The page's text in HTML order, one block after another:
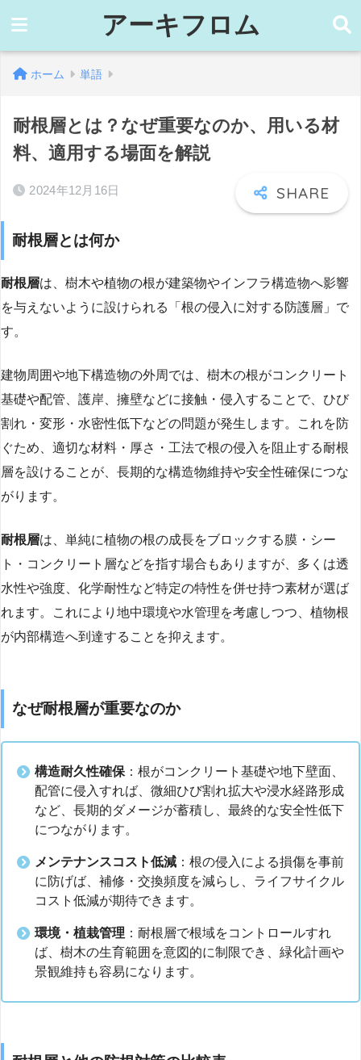
アーキフロム
ホーム 単語
耐根層とは？なぜ重要なのか、用いる材
料、適用する場面を解説
2024年12月16日
耐根層とは何か
耐根層は、樹木や植物の根が建築物やインフラ構造物へ影響
を与えないように設けられる「根の侵入に対する防護層」で
す。
建物周囲や地下構造物の外周では、樹木の根がコンクリート
基礎や配管、護岸、擁壁などに接触・侵入することで、ひび
割れ・変形・水密性低下などの問題が発生します。これを防
ぐため、適切な材料・厚さ・工法で根の侵入を阻止する耐根
層を設けることが、長期的な構造物維持や安全性確保につな
がります。
耐根層は、単純に植物の根の成長をブロックする膜・シー
ト・コンクリート層などを指す場合もありますが、多くは透
水性や強度、化学耐性など特定の特性を併せ持つ素材が選ば
れます。これにより地中環境や水管理を考慮しつつ、植物根
が内部構造へ到達することを抑えます。
なぜ耐根層が重要なのか
構造耐久性確保 ：根がコンクリート基礎や地下壁面、
配管に侵入すれば、微細ひび割れ拡大や浸水経路形成
など、長期的ダメージが蓄積し、最終的な安全性低下
につながります。
メンテナンスコスト低減 ：根の侵入による損傷を事前
に防げば、補修・交換頻度を減らし、ライフサイクル
コスト低減が期待できます。
環境・植栽管理 ：耐根層で根域をコントロールすれ
ば、樹木の生育範囲を意図的に制限でき、緑化計画や
景観維持も容易になります。